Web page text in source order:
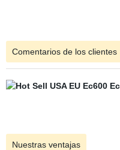
Comentarios de los clientes
Nuestras ventajas